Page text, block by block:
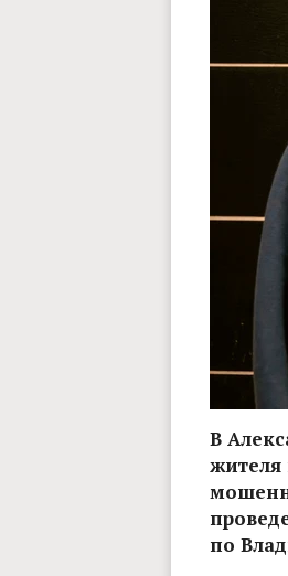
В
жителя
по